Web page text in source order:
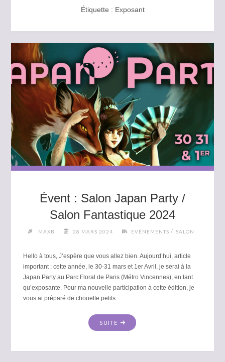
Étiquette : Exposant
Évent : Salon Japan Party /
Salon Fantastique 2024
MAXB 28 MARS 2024 EVÉNEMENTS / SALON
Hello à tous, J’espère que vous allez bien. Aujourd’hui, article
important : cette année, le 30-31 mars et 1er Avril, je serai à la
Japan Party au Parc Floral de Paris (Métro Vincennes), en tant
qu’exposante. Pour ma nouvelle participation à cette édition, je
vous ai préparé de chouette petits …
SUITE "ÉVENT
: